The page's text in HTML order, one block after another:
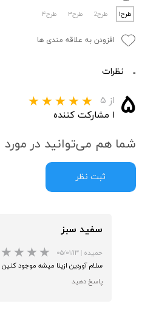
طرح۱ طرح2 طرح۳ طرح۴
افزودن به علاقه مندی ها
نظرات
۵ از ۵
۱ مشارکت کننده
شما هم می‌توانید در مورد
ثبت نظر
سفید سبز
حمیده | ۰۵/۰۱/۱۳
سلام آوردین ازینا میشه موجود کنین
پاسخ دهید